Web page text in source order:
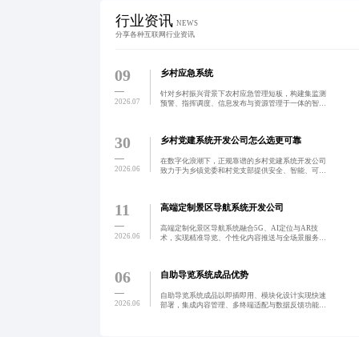
行业资讯 NEWS
分享各种互联网行业资讯
09
2026.07
乡村应急系统
针对乡村振兴背景下农村应急管理短板，构建集监测
预警、指挥调度、信息发布与资源管理于一体的智能
30
2026.06
乡村党建系统开发公司怎么选更可靠
在数字化浪潮下，正规靠谱的乡村党建系统开发公司
致力于为乡镇党委和村党支部提供安全、智能、可扩
11
2026.06
高端定制景区导航系统开发公司
高端定制化景区导航系统融合5G、AI定位与AR技
术，实现精准导览、个性化内容推送与全场景服务融
06
2026.06
自助导览系统成品优势
自助导览系统成品以即插即用、模块化设计实现快速
部署，集成内容管理、多终端适配与数据反馈功能，